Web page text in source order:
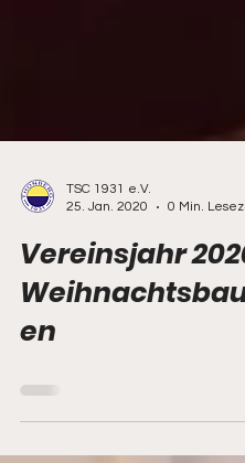
25. Jan. 2020
0 Min.
Vereinsjahr